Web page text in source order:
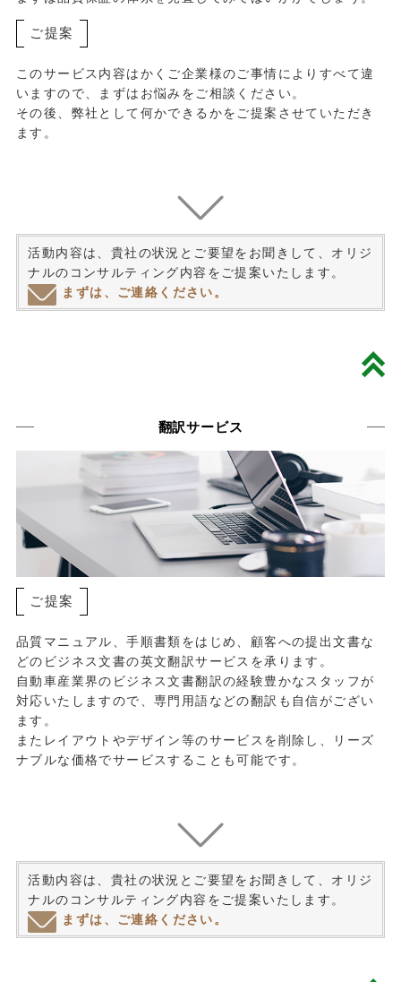
ご提案
このサービス内容はかくご企業様のご事情によりすべて違
いますので、まずはお悩みをご相談ください。
その後、弊社として何かできるかをご提案させていただき
ます。
活動内容は、貴社の状況とご要望をお聞きして、オリジ
ナルのコンサルティング内容をご提案いたします。
まずは、ご連絡ください。
翻訳サービス
ご提案
品質マニュアル、手順書類をはじめ、顧客への提出文書な
どのビジネス文書の英文翻訳サービスを承ります。
自動車産業界のビジネス文書翻訳の経験豊かなスタッフが
対応いたしますので、専門用語などの翻訳も自信がござい
ます。
またレイアウトやデザイン等のサービスを削除し、リーズ
ナブルな価格でサービスすることも可能です。
活動内容は、貴社の状況とご要望をお聞きして、オリジ
ナルのコンサルティング内容をご提案いたします。
まずは、ご連絡ください。